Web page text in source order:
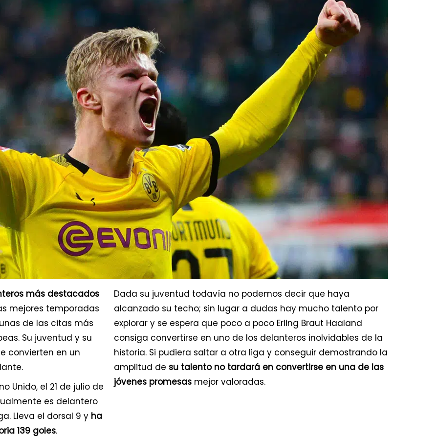
más destacados
mejores temporadas
de las citas más
Su juventud y su
convierten en un
Unido, el 21 de julio de
es delantero
Lleva el dorsal 9 y ha
139 goles.
Dada su juventud todavía no podemos decir que haya
alcanzado su techo; sin lugar a dudas hay mucho talento por
explorar y se espera que poco a poco Erling Braut Haaland
consiga convertirse en uno de los delanteros inolvidables de la
historia. Si pudiera saltar a otra liga y conseguir demostrando la
amplitud de su talento no tardará en convertirse en una de las
jóvenes promesas mejor valoradas.